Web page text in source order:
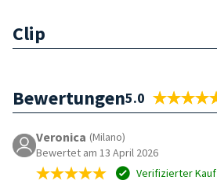
Clip
Bewertungen5.0
Veronica (Milano)
Bewertet am 13 April 2026
Verifizierter Kauf